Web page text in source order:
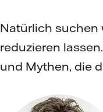
Natürlich suchen
reduzieren
und Mythen, die